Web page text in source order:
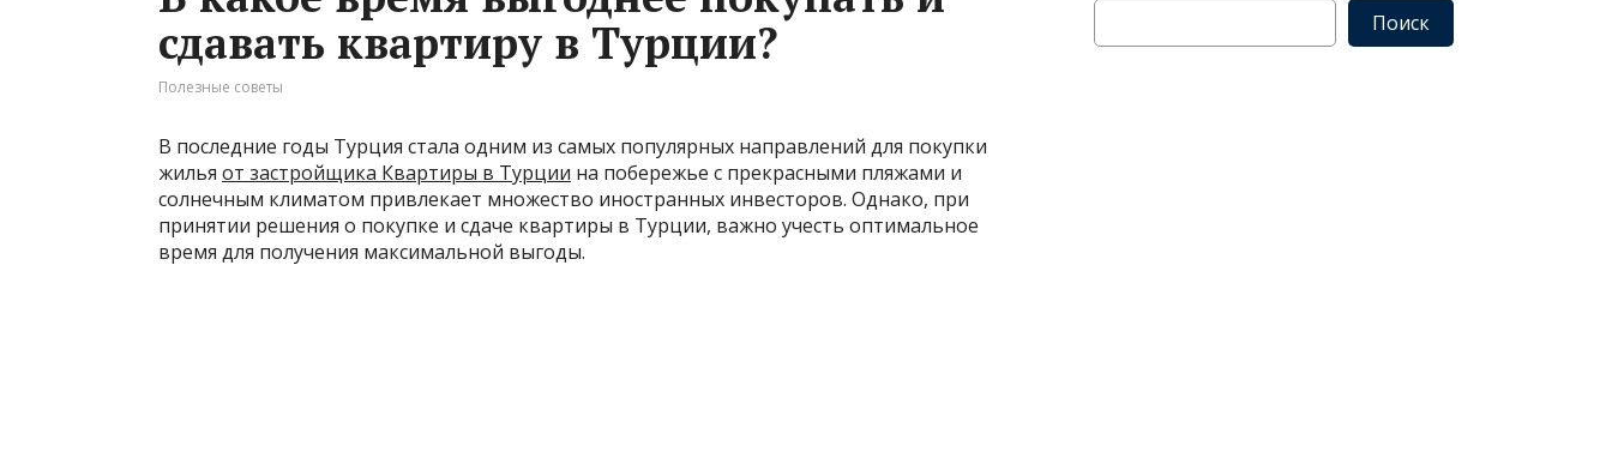
сдавать квартиру в Турции?
Полезные советы
В последние годы Турция стала одним из самых популярных направлений для покупки
жилья от застройщика Квартиры в Турции на побережье с прекрасными пляжами и
солнечным климатом привлекает множество иностранных инвесторов. Однако, при
принятии решения о покупке и сдаче квартиры в Турции, важно учесть оптимальное
время для получения максимальной выгоды.
Поиск